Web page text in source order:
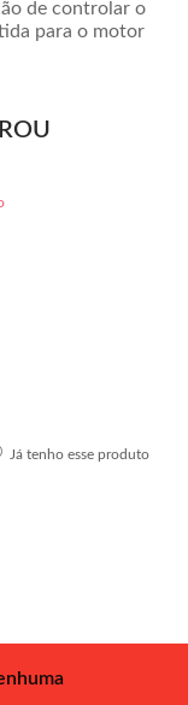
de controlar o
para o motor
Já tenho esse produto